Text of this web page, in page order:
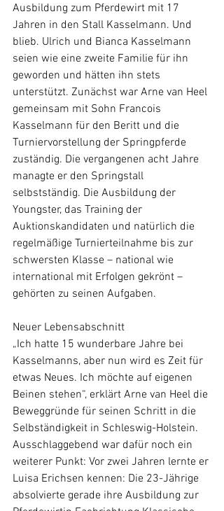
Ausbildung zum Pferdewirt mit 17
Jahren in den Stall Kasselmann. Und
blieb. Ulrich und Bianca Kasselmann
seien wie eine zweite Familie für ihn
geworden und hätten ihn stets
unterstützt. Zunächst war Arne van Heel
gemeinsam mit Sohn Francois
Kasselmann für den Beritt und die
Turniervorstellung der Springpferde
zuständig. Die vergangenen acht Jahre
managte er den Springstall
selbstständig. Die Ausbildung der
Youngster, das Training der
Auktionskandidaten und natürlich die
regelmäßige Turnierteilnahme bis zur
schwersten Klasse – national wie
international mit Erfolgen gekrönt –
gehörten zu seinen Aufgaben.
Neuer Lebensabschnitt
„Ich hatte 15 wunderbare Jahre bei
Kasselmanns, aber nun wird es Zeit für
etwas Neues. Ich möchte auf eigenen
Beinen stehen“, erklärt Arne van Heel die
Beweggründe für seinen Schritt in die
Selbständigkeit in Schleswig-Holstein.
Ausschlaggebend war dafür noch ein
weiterer Punkt: Vor zwei Jahren lernte er
Luisa Erichsen kennen: Die 23-Jährige
absolvierte gerade ihre Ausbildung zur